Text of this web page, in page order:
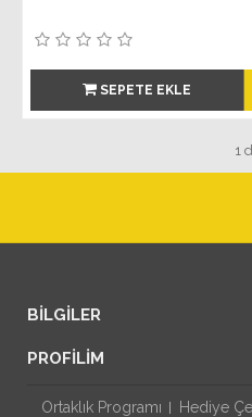
SEPETE EKLE
1
BILGILER
PROFILIM
Ortaklık Programı Hediye